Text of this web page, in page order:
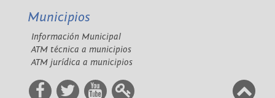
Municipios
Información Municipal
ATM técnica a municipios
ATM jurídica a municipios